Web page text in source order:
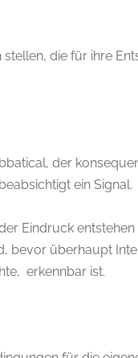
die für ihre
der
ein Signal.
Eindruck
bevor überhaupt
erkennbar ist.